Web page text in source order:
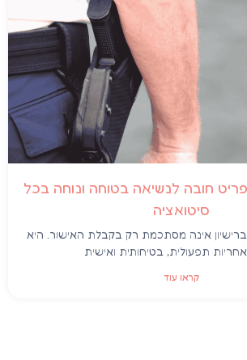
חובה לנשיאה בטוחה ונוחה בכל
סיטואציה
אינה מסתכמת רק בקבלת האישור. היא
תפעולית, בטיחותית ואישית
קראו עוד